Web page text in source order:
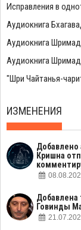
Исправления в
Аудиокнига
Аудиокнига Шримад
Аудиокнига
"Шри Чайтанья-
ИЗМЕНЕНИЯ
Добавлено
Кришна
Добавлена
Говинды